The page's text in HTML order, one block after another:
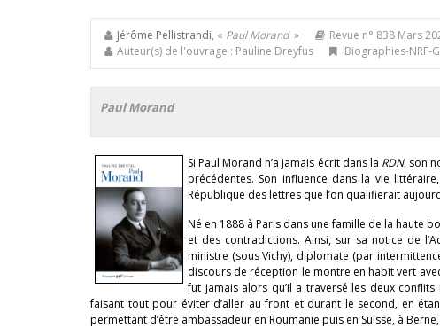
Jérôme Pellistrandi, « Paul Morand» Revue n° 838 Mars
Auteur(s) de l'ouvrage : Pauline Dreyfus
Biographies-NRF-
Paul Morand
Si Paul Morand n’a jamais écrit dans la RDN, son
précédentes. Son influence dans la vie
République des lettres que l’on qualifierait
Né en 1888 à Paris dans une famille de la haute
et des contradictions. Ainsi, sur sa notice de
ministre (sous Vichy), diplomate (par
discours de réception le montre en habit vert
fut jamais alors qu’il a traversé les deux
faisant tout pour éviter d’aller au front et durant le second, en
permettant d’être ambassadeur en Roumanie puis en Suisse, à